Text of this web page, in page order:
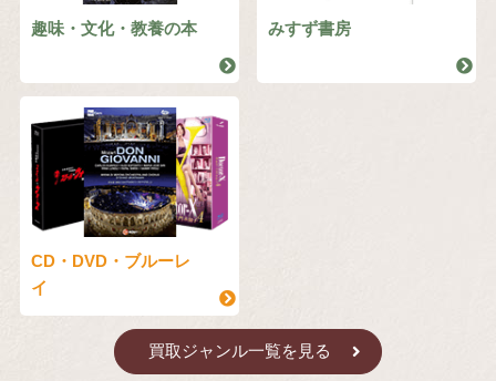
趣味・文化・教養の本 みすず書房
CD・DVD・ブルーレ
イ
買取ジャンル一覧を見る